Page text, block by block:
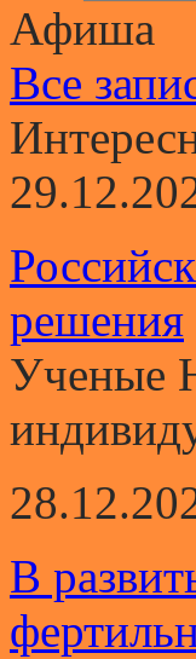
Афиша
Все
решения
Ученые
В